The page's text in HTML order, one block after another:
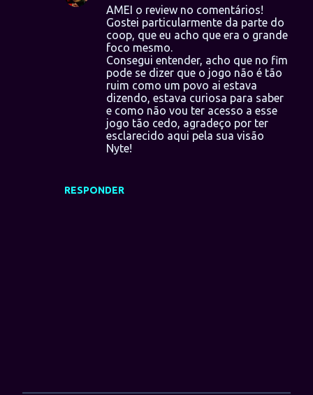
RESPONDER
AMEI o review no comentários!
Gostei particularmente da parte do
coop, que eu acho que era o grande
foco mesmo.
Consegui entender, acho que no fim
pode se dizer que o jogo não é tão
ruim como um povo ai estava
dizendo, estava curiosa para saber
e como não vou ter acesso a esse
jogo tão cedo, agradeço por ter
esclarecido aqui pela sua visão
Nyte!